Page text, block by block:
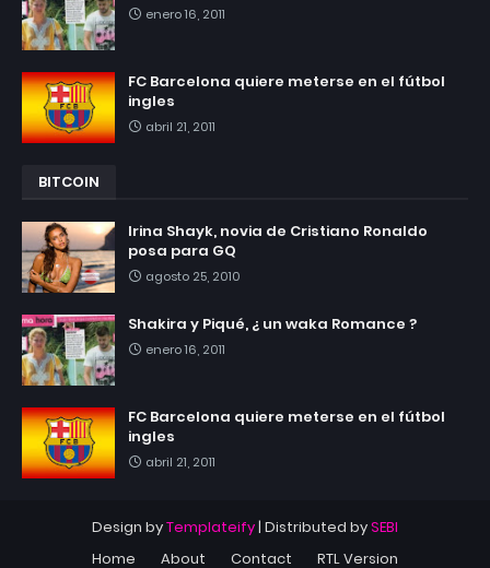
enero 16, 2011
FC Barcelona quiere meterse en el fútbol
ingles
abril 21, 2011
BITCOIN
Irina Shayk, novia de Cristiano Ronaldo
posa para GQ
agosto 25, 2010
Shakira y Piqué, ¿ un waka Romance ?
enero 16, 2011
FC Barcelona quiere meterse en el fútbol
ingles
abril 21, 2011
Design byTemplateify| Distributed bySEBI
Home
About Contact RTL Version